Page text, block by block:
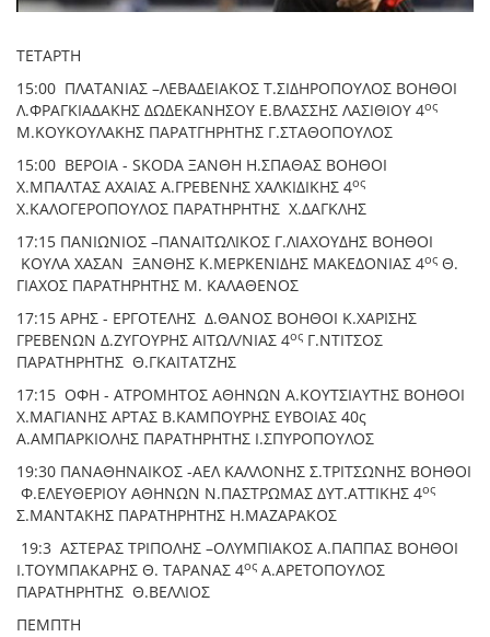
TETAΡTH
15:00 ΠΛΑΤΑΝΙΑΣ –ΛΕΒΑΔΕΙΑΚΟΣ Τ.ΣΙΔΗΡΟΠΟΥΛΟΣ ΒΟΗΘΟΙ
Λ.ΦΡΑΓΚΙΑΔΑΚΗΣ ΔΩΔΕΚΑΝΗΣΟΥ Ε.ΒΛΑΣΣΗΣ ΛΑΣΙΘΙΟΥ 4ος
Μ.ΚΟΥΚΟΥΛΑΚΗΣ ΠΑΡΑΤΓΗΡΗΤΗΣ Γ.ΣΤΑΘΟΠΟΥΛΟΣ
15:00 ΒΕΡΟΙΑ - SKODA ΞΑΝΘΗ Η.ΣΠΑΘΑΣ ΒΟΗΘΟΙ
Χ.ΜΠΑΛΤΑΣ ΑΧΑΙΑΣ Α.ΓΡΕΒΕΝΗΣ ΧΑΛΚΙΔΙΚΗΣ 4ος
Χ.ΚΑΛΟΓΕΡΟΠΟΥΛΟΣ ΠΑΡΑΤΗΡΗΤΗΣ Χ.ΔΑΓΚΛΗΣ
17:15 ΠΑΝΙΩΝΙΟΣ –ΠΑΝΑΙΤΩΛΙΚΟΣ Γ.ΛΙΑΧΟΥΔΗΣ ΒΟΗΘΟΙ
ΚΟΥΛΑ ΧΑΣΑΝ ΞΑΝΘΗΣ Κ.ΜΕΡΚΕΝΙΔΗΣ ΜΑΚΕΔΟΝΙΑΣ 4ος Θ.
ΓΙΑΧΟΣ ΠΑΡΑΤΗΡΗΤΗΣ Μ. ΚΑΛΑΘΕΝΟΣ
17:15 ΑΡΗΣ - ΕΡΓΟΤΕΛΗΣ Δ.ΘΑΝΟΣ ΒΟΗΘΟΙ Κ.ΧΑΡΙΣΗΣ
ΓΡΕΒΕΝΩΝ Δ.ΖΥΓΟΥΡΗΣ ΑΙΤΩΛ/ΝΙΑΣ 4ος Γ.ΝΤΙΤΣΟΣ
ΠΑΡΑΤΗΡΗΤΗΣ Θ.ΓΚΑΙΤΑΤΖΗΣ
17:15 ΟΦΗ - ΑΤΡΟΜΗΤΟΣ ΑΘΗΝΩΝ Α.ΚΟΥΤΣΙΑΥΤΗΣ ΒΟΗΘΟΙ
Χ.ΜΑΓΙΑΝΗΣ ΑΡΤΑΣ Β.ΚΑΜΠΟΥΡΗΣ ΕΥΒΟΙΑΣ 40ς
Α.ΑΜΠΑΡΚΙΟΛΗΣ ΠΑΡΑΤΗΡΗΤΗΣ Ι.ΣΠΥΡΟΠΟΥΛΟΣ
19:30 ΠΑΝΑΘΗΝΑΙΚΟΣ -ΑΕΛ ΚΑΛΛΟΝΗΣ Σ.ΤΡΙΤΣΩΝΗΣ ΒΟΗΘΟΙ
Φ.ΕΛΕΥΘΕΡΙΟΥ ΑΘΗΝΩΝ Ν.ΠΑΣΤΡΩΜΑΣ ΔΥΤ.ΑΤΤΙΚΗΣ 4ος
Σ.ΜΑΝΤΑΚΗΣ ΠΑΡΑΤΗΡΗΤΗΣ Η.ΜΑΖΑΡΑΚΟΣ
19:3 ΑΣΤΕΡΑΣ ΤΡΙΠΟΛΗΣ –ΟΛΥΜΠΙΑΚΟΣ A.ΠΑΠΠΑΣ BΟΗΘΟΙ
Ι.ΤΟΥΜΠΑΚΑΡΗΣ Θ. ΤΑΡΑΝΑΣ 4ος Α.ΑΡΕΤΟΠΟΥΛΟΣ
ΠΑΡΑΤΗΡΗΤΗΣ Θ.ΒΕΛΛΙΟΣ
ΠΕΜΠΤΗ